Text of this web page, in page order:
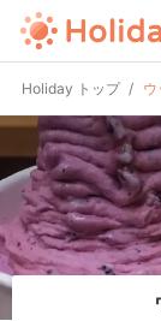
Holiday トップ